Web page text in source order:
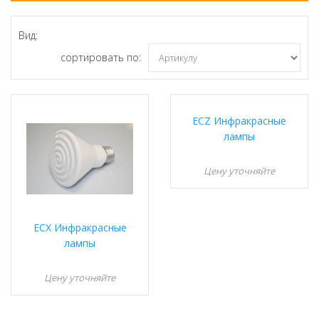
Вид:
cортировать по:
ECX Инфракрасные
лампы
Цену уточняйте
ECZ Инфракрасные
лампы
Цену уточняйте